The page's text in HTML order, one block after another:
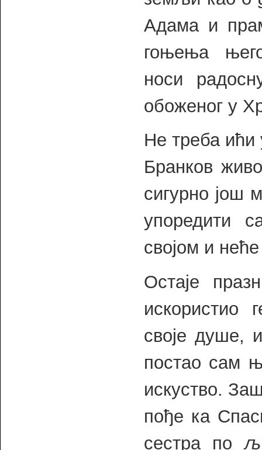
Адама и
гоњења
носи
обоженог у
Не треба
Бранков
сигурно још
упоредити
својом и
Остаје
искористио
своје душе,
постао сам
искуство.
пође ка
сестра по